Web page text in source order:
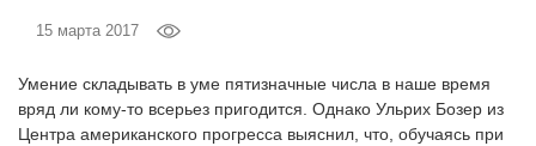
15 марта 2017
Умение складывать в уме пятизначные числа в наше время
вряд ли кому-то всерьез пригодится. Однако Ульрих Бозер из
Центра американского прогресса выяснил, что, обучаясь при